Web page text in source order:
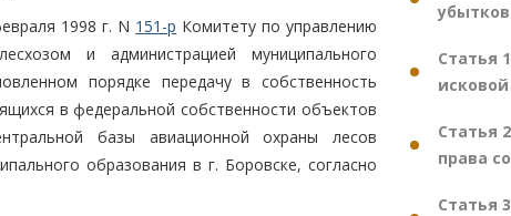
1998 г. N 151-р Комитету по управлению
и администрацией муниципального
порядке передачу в собственность
в федеральной собственности объектов
базы авиационной охраны лесов
образования в г. Боровске, согласно
убытков
Статья
Статья
права
Статья